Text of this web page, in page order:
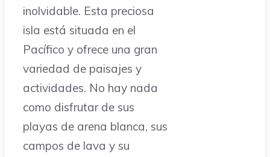
inolvidable. Esta preciosa
isla está situada en el
Pacífico y ofrece una gran
variedad de paisajes y
actividades. No hay nada
como disfrutar de sus
playas de arena blanca, sus
campos de lava y su